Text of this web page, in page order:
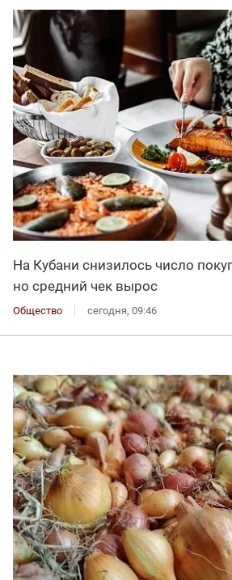
На Кубани снизилось число
но средний чек вырос
Общество сегодня, 09:46